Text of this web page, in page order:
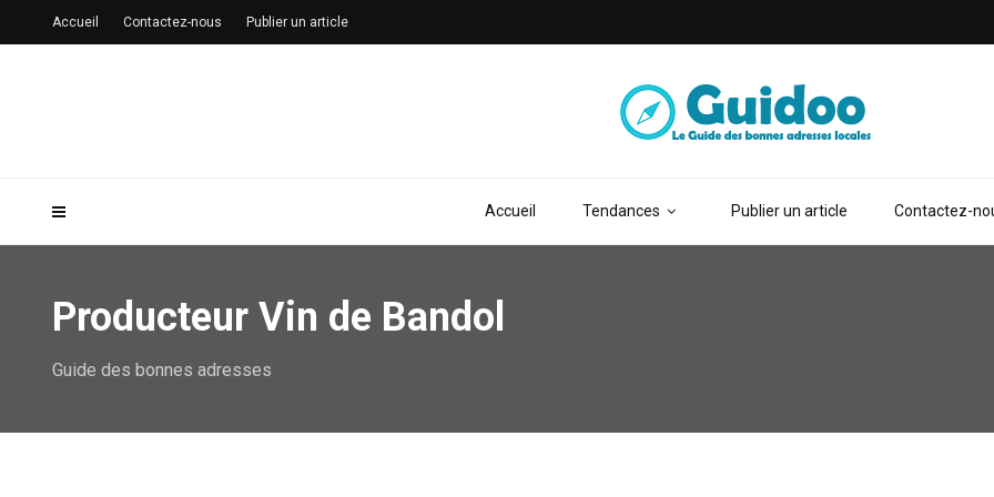
Accueil Tendances Publier un article Contactez-
Accueil Contactez-nous Publier un article
Producteur Vin de Bandol
Guide des bonnes adresses